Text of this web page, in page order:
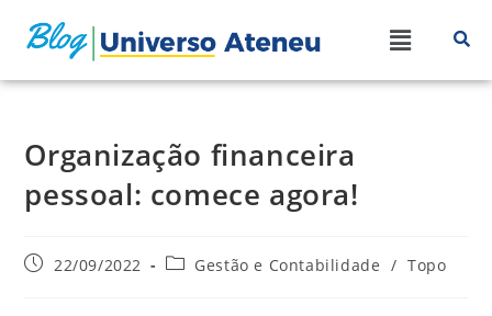
Organização financeira
pessoal: comece agora!
22/09/2022 Gestão e Contabilidade / Topo